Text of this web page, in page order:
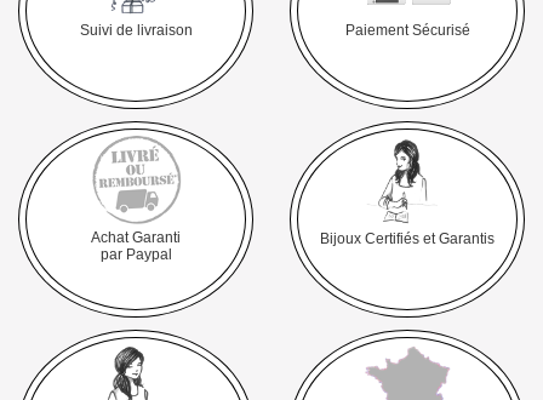
Suivi de livraison Paiement Sécurisé
Achat Garanti
par Paypal
Bijoux Certifiés et Garantis